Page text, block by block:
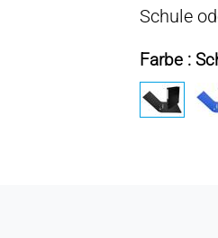
Schule
Farbe :